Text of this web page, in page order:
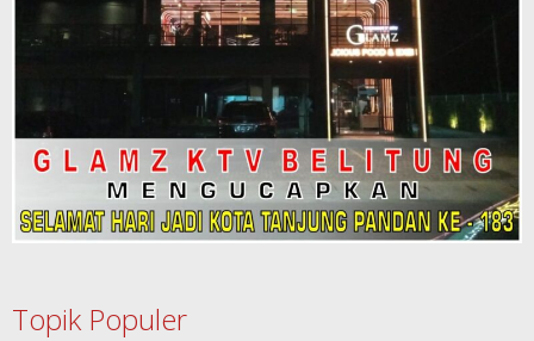
Topik Populer